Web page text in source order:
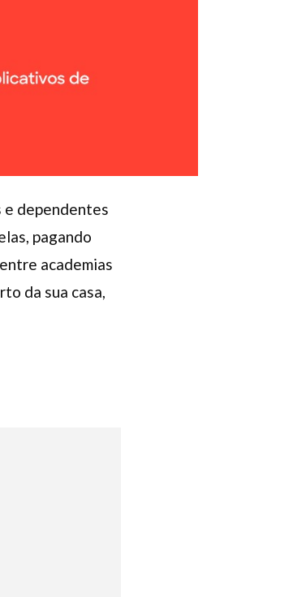
e dependentes
pagando
academias
da sua casa,